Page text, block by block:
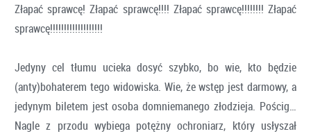
Złapać sprawcę! Złapać sprawcę!!!! Złapać sprawcę!!!!!!!! Złapać
sprawcę!!!!!!!!!!!!!!!!!!!
Jedyny cel tłumu ucieka dosyć szybko, bo wie, kto będzie
(anty)bohaterem tego widowiska. Wie, że wstęp jest darmowy, a
jedynym biletem jest osoba domniemanego złodzieja. Pościg…
Nagle z przodu wybiega potężny ochroniarz, który usłyszał